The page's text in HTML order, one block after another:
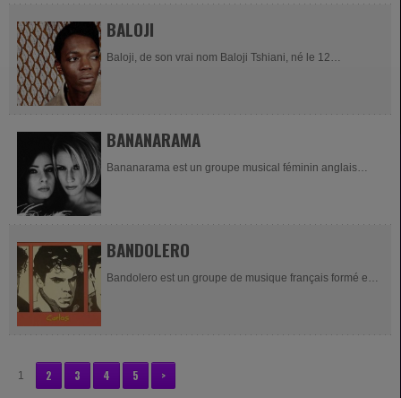
BALOJI
Baloji, de son vrai nom Baloji Tshiani, né le 12
BANANARAMA
Bananarama est un groupe musical féminin anglais
BANDOLERO
Bandolero est un groupe de musique français formé en
1 2 3 4 5 >